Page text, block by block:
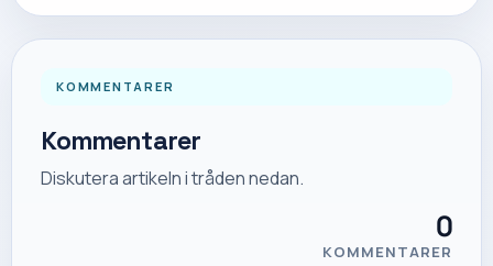
KOMMENTARER
Kommentarer
Diskutera artikeln i tråden nedan.
0
KOMMENTARER